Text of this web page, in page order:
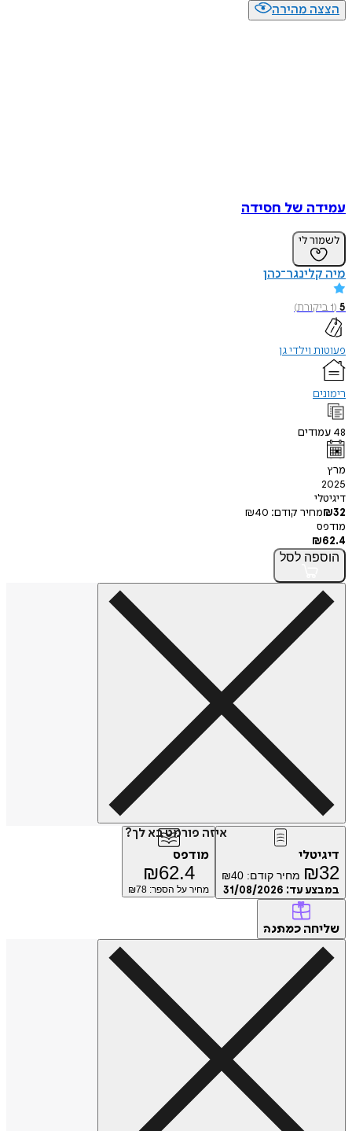
הצצה מהירה
עמידה של חסידה
לשמור לי
מיה קלינגר־כהן
5
(
1ביקורת)
פעוטות וילדי גן
רימונים
48 עמודים
מרץ
2025
דיגיטלי
₪32 מחיר קודם: ₪40
מודפס
₪62.4
הוספה לסל
איזה פורמט בא לך?
דיגיטלי
₪32 מחיר קודם: ₪40
במבצע עד: 31/08/2026
מודפס
₪62.4
מחיר על הספר: ₪ 78
שליחה כמתנה